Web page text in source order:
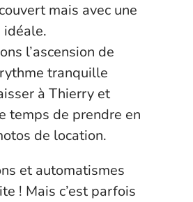
mais avec une
l’ascension de
tranquille
à Thierry et
temps de prendre en
de location.
et automatismes
! Mais c’est parfois